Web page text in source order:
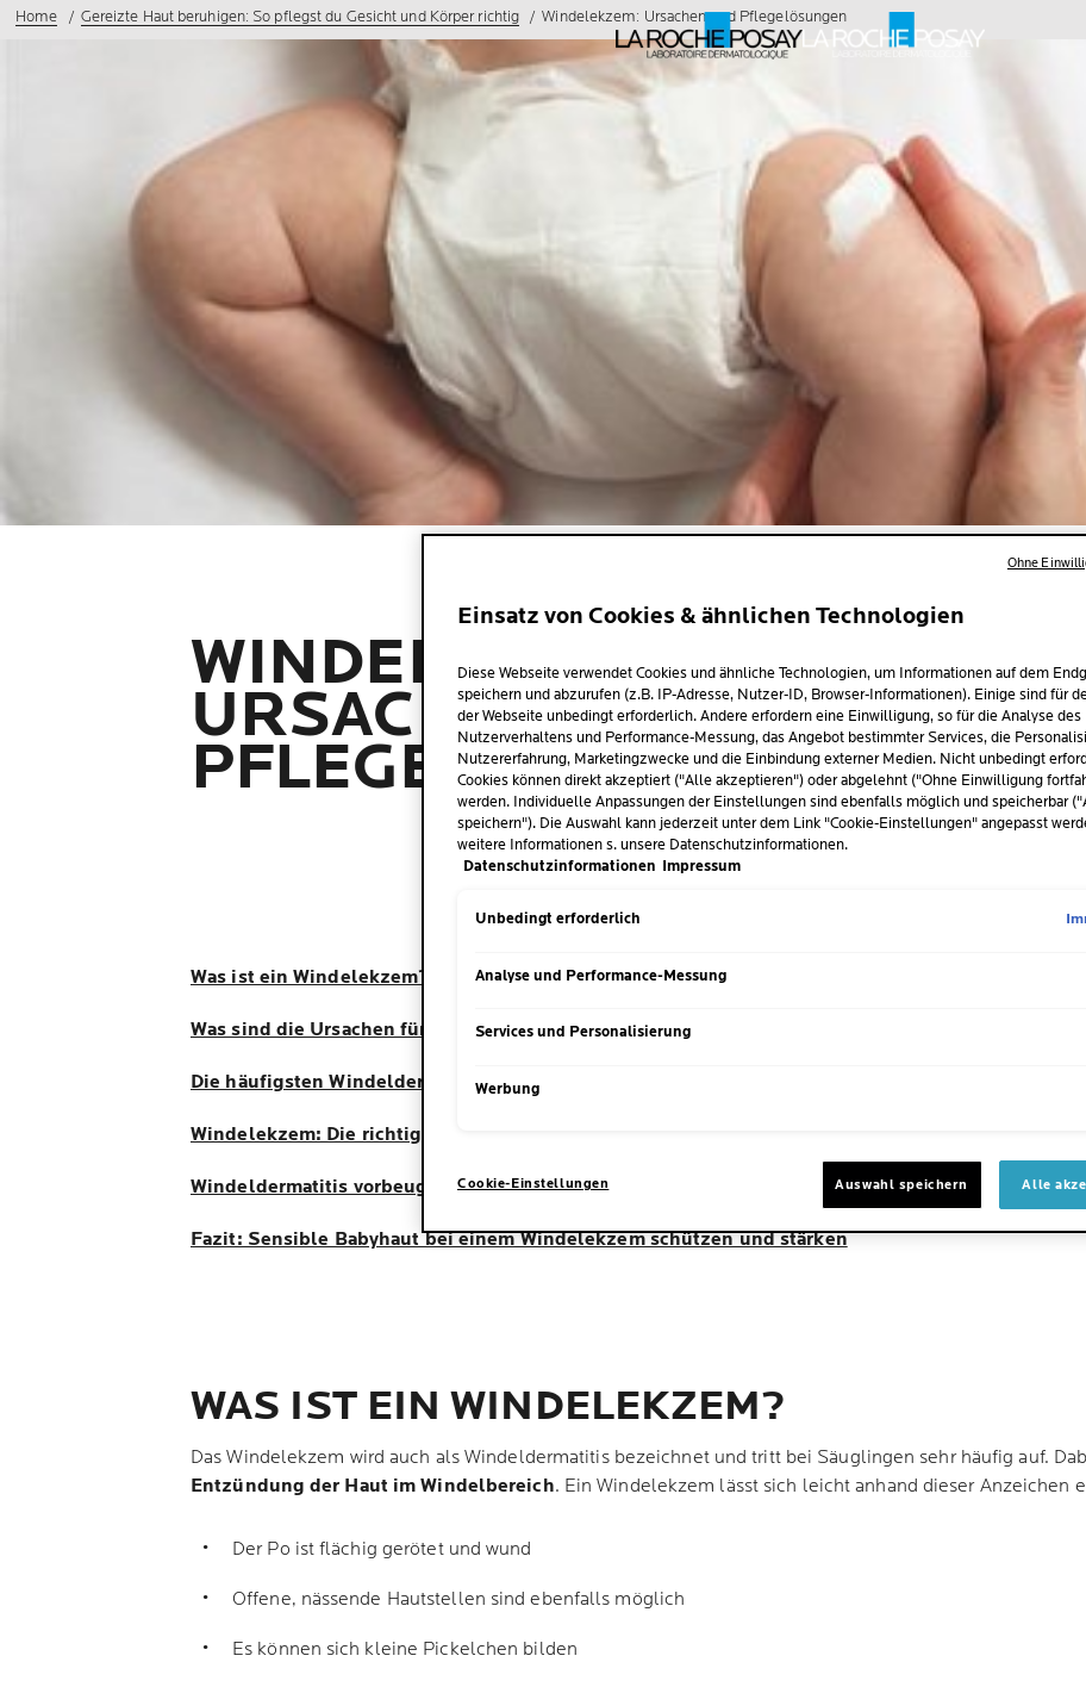
Home Gereizte Haut beruhigen: So pflegst du Gesicht und Körper richtig Windelekzem: Ursachen und Pflegelösungen
WINDELEKZEM:
URSACHEN UND
PFLEGELÖSUNGEN
Die Haut von Babys ist von
noch nicht zuverlässig vor
wunder, gereizter
Schätzungen zufolge sind bis
im ersten Lebensjahr von
Erwachsene, die auf
diese unangenehme
Windelbereich kann relativ
behandelbar, wenn man die
anwendet. Wie sich
Was ist ein Windelekzem?
Was sind die Ursachen für Windeldermatitis?
Die häufigsten Windeldermatitis-Symptome
Windelekzem: Die richtige Hautpflege
Windeldermatitis vorbeugen: So geht’s
Fazit: Sensible Babyhaut bei einem Windelekzem schützen und stärken
WAS IST EIN WINDELEKZEM?
Das Windelekzem wird auch als Windeldermatitis bezeichnet und tritt bei Säuglingen sehr häufig auf.
Entzündung der Haut im Windelbereich. Ein Windelekzem lässt sich leicht anhand dieser Anzeichen
Der Po ist flächig gerötet und wund
Offene, nässende Hautstellen sind ebenfalls möglich
Es können sich kleine Pickelchen bilden
Einsatz von Cookies & ähnlichen Technologien
Diese Webseite verwendet Cookies und ähnliche Technologien, um Informationen auf dem
speichern und abzurufen (z.B. IP-Adresse, Nutzer-ID, Browser-Informationen). Einige sind für
der Webseite unbedingt erforderlich. Andere erfordern eine Einwilligung, so für die Analyse des
Nutzerverhaltens und Performance-Messung, das Angebot bestimmter Services, die
Nutzererfahrung, Marketingzwecke und die Einbindung externer Medien. Nicht unbedingt
Cookies können direkt akzeptiert ("Alle akzeptieren") oder abgelehnt ("Ohne Einwilligung
werden. Individuelle Anpassungen der Einstellungen sind ebenfalls möglich und speicherbar
speichern"). Die Auswahl kann jederzeit unter dem Link "Cookie-Einstellungen" angepasst
weitere Informationen s. unsere Datenschutzinformationen.
Datenschutzinformationen Impressum
Unbedingt erforderlich
Analyse und Performance-Messung
Services und Personalisierung
Werbung
Cookie-Einstellungen Auswahl speichern Alle
Ohne